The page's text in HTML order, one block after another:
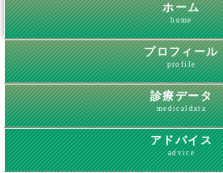
ホーム
home
プロフィール
profile
診療データ
medicaldata
アドバイス
advice